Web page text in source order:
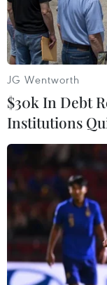
với liên minh
Thủ tướng
JG Wentworth
$30k In Debt
Institutions